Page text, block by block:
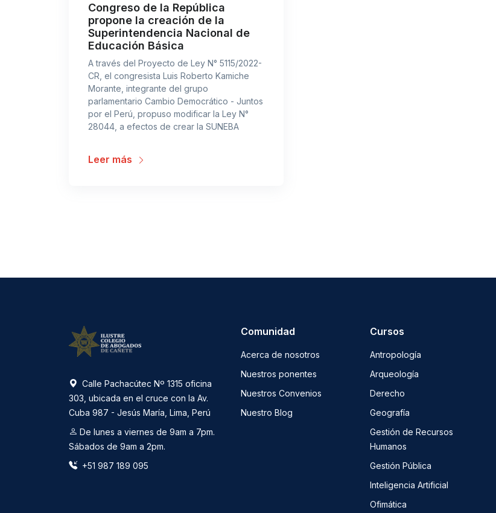
Congreso de la República
propone la creación de la
Superintendencia Nacional de
Educación Básica
A través del Proyecto de Ley N° 5115/2022-
CR, el congresista Luis Roberto Kamiche
Morante, integrante del grupo
parlamentario Cambio Democrático - Juntos
por el Perú, propuso modificar la Ley N°
28044, a efectos de crear la SUNEBA
Leer más
Calle Pachacútec Nº 1315 oficina
303, ubicada en el cruce con la Av.
Cuba 987 - Jesús María, Lima, Perú
De lunes a viernes de 9am a 7pm.
Sábados de 9am a 2pm.
+51 987 189 095
Comunidad
Acerca de nosotros
Nuestros ponentes
Nuestros Convenios
Nuestro Blog
Cursos
Antropología
Arqueología
Derecho
Geografía
Gestión de Recursos
Humanos
Gestión Pública
Inteligencia Artificial
Ofimática